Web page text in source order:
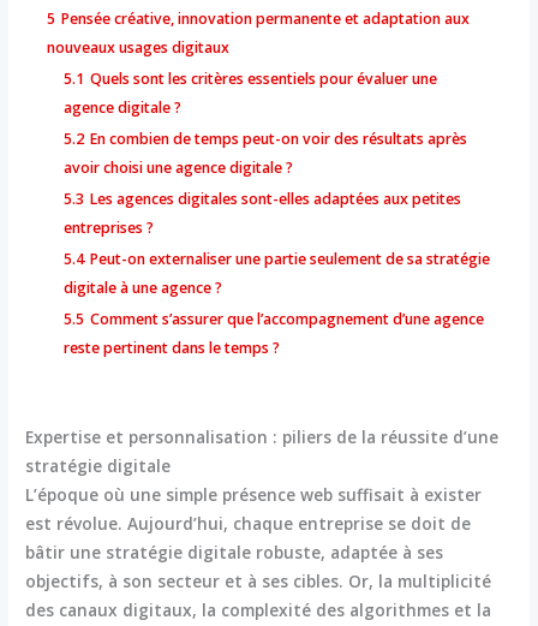
5 Pensée créative, innovation permanente et adaptation aux
nouveaux usages digitaux
5.1 Quels sont les critères essentiels pour évaluer une
agence digitale ?
5.2 En combien de temps peut-on voir des résultats après
avoir choisi une agence digitale ?
5.3 Les agences digitales sont-elles adaptées aux petites
entreprises ?
5.4 Peut-on externaliser une partie seulement de sa stratégie
digitale à une agence ?
5.5 Comment s’assurer que l’accompagnement d’une agence
reste pertinent dans le temps ?
Expertise et personnalisation : piliers de la réussite d’une
stratégie digitale
L’époque où une simple présence web suffisait à exister
est révolue. Aujourd’hui, chaque entreprise se doit de
bâtir une stratégie digitale robuste, adaptée à ses
objectifs, à son secteur et à ses cibles. Or, la multiplicité
des canaux digitaux, la complexité des algorithmes et la